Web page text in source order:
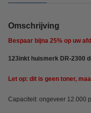
Omschrijving
Bespaar bijna 25% op uw
123inkt huismerk DR-2300
Let op: dit is geen toner,
Capaciteit: ongeveer 12.000